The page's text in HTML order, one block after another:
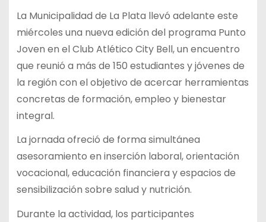
La Municipalidad de La Plata llevó adelante este
miércoles una nueva edición del programa Punto
Joven en el Club Atlético City Bell, un encuentro
que reunió a más de 150 estudiantes y jóvenes de
la región con el objetivo de acercar herramientas
concretas de formación, empleo y bienestar
integral.
La jornada ofreció de forma simultánea
asesoramiento en inserción laboral, orientación
vocacional, educación financiera y espacios de
sensibilización sobre salud y nutrición.
Durante la actividad, los participantes